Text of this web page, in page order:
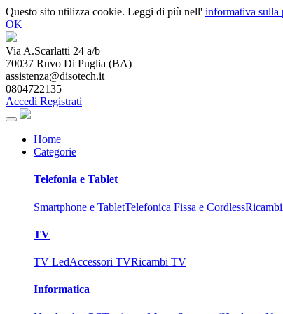
Questo sito utilizza cookie. Leggi di più nell' informativa sulla
OK
Via A.Scarlatti 24 a/b
70037 Ruvo Di Puglia (BA)
assistenza@disotech.it
0804722135
Accedi Registrati
Home
Categorie
Telefonia e Tablet
Smartphone e TabletTelefonica Fissa e CordlessRicambi
TV
TV LedAccessori TVRicambi TV
Informatica